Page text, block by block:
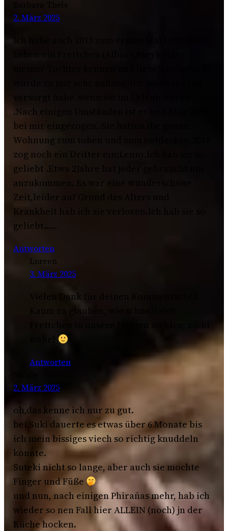
Barbara Theis
2. März 2025
.Nach einigen Umständen ist er und Mila 2015
bei mir eingezogen. Sie hatten die ganze
Wohnung zum toben und zum entdecken.2018
zog noch ein Dritter ein:Lenny.Ich hab sie so
geliebt .Etwa 2Jahre hat jeder gebraucht um
anzukommen. Es war eine wunderschöne
Zeit,leider auf Grund des Alters und
Krankheit hab ich sie verloren.Ich hab sie so
geliebt……
Antworten
Loreen
3. März 2025
Vielen Dank für deinen Kommentar! <3
Kaum zu glauben, wie schnell sich
Antworten
2. März 2025
oh,das kenne ich nur zu gut.
bei Suki dauerte es etwas über 6 Monate bis
ich mein bissiges viech so richtig knuddeln
konnte.
Suteki nicht so lange, aber auch sie mochte
Finger und Füße
und nun, nach einigen Phirañas mehr, hab ich
wieder so nen Fall hier ALLEIN (noch) jn der
Küche hocken.